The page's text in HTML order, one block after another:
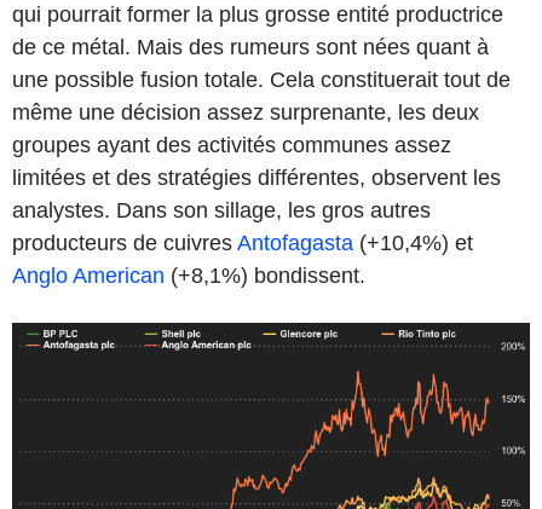
qui pourrait former la plus grosse entité productrice
de ce métal. Mais des rumeurs sont nées quant à
une possible fusion totale. Cela constituerait tout de
même une décision assez surprenante, les deux
groupes ayant des activités communes assez
limitées et des stratégies différentes, observent les
analystes. Dans son sillage, les gros autres
producteurs de cuivres Antofagasta (+10,4%) et
Anglo American (+8,1%) bondissent.